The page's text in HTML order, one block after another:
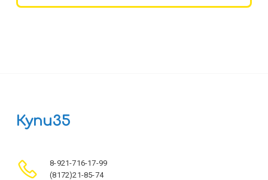
Купи35
8-921-716-17-99
(8172)21-85-74